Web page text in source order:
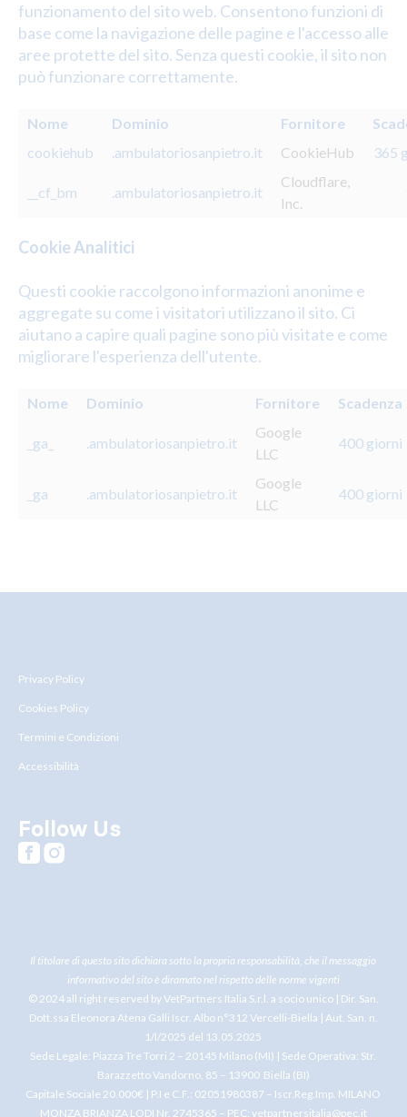
funzionamento del sito web. Consentono funzioni di
base come la navigazione delle pagine e l'accesso alle
aree protette del sito. Senza questi cookie, il sito non
può funzionare correttamente.
Nome Dominio Fornitore
cookiehub
.ambulatoriosanpietro.it CookieHub 365
__cf_bm .ambulatoriosanpietro.it
Cloudflare,
Inc.
Cookie Analitici
Questi cookie raccolgono informazioni anonime e
aggregate su come i visitatori utilizzano il sito. Ci
aiutano a capire quali pagine sono più visitate e come
migliorare l'esperienza dell'utente.
Nome Dominio Fornitore Scadenza
_ga_ .ambulatoriosanpietro.it
Google
LLC
400 giorni
_ga .ambulatoriosanpietro.it
Google
LLC
400 giorni
Privacy Policy
Cookies Policy
Termini e Condizioni
Accessibilità
Follow Us
Il titolare di questo sito dichiara sotto la propria responsabilità, che il messaggio
informativo del sito è diramato nel rispetto delle norme vigenti
© 2024 all right reserved by VetPartners Italia S.r.l. a socio unico | Dir. San.
Dott.ssa Eleonora Atena Galli Iscr. Albo n°312 Vercelli-Biella | Aut. San. n.
1/I/2025 del 13.05.2025
Sede Legale: Piazza Tre Torri 2 – 20145 Milano (MI) | Sede Operativa: Str.
Barazzetto Vandorno, 85 – 13900 Biella (BI)
Capitale Sociale 20.000€ | P.I e C.F.: 02051980387 – Iscr.Reg.Imp. MILANO
MONZA BRIANZA LODI Nr. 2745365 – PEC: vetpartnersitalia@pec.it